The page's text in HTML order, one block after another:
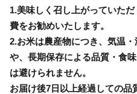
1.美味しく召し上がっていた
費をお勧めいたします。
2.お米は農産物につき、気温
や、長期保存による品質・食
は避けられません。
お届け後7日以上経過しての